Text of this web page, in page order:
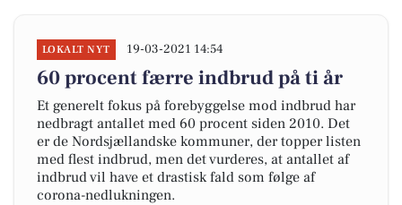
LOKALT NYT 19-03-2021 14:54
60 procent færre indbrud på ti år
Et generelt fokus på forebyggelse mod indbrud har
nedbragt antallet med 60 procent siden 2010. Det
er de Nordsjællandske kommuner, der topper listen
med flest indbrud, men det vurderes, at antallet af
indbrud vil have et drastisk fald som følge af
corona-nedlukningen.